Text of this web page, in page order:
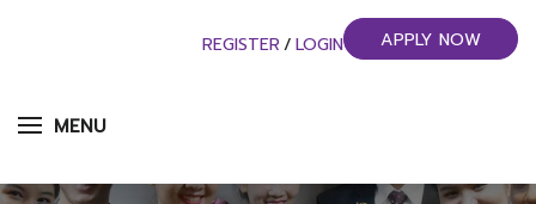
MENU
REGISTER / LOGIN APPLY NOW